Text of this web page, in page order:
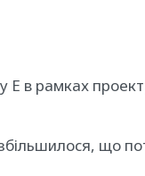
E в рамках
що